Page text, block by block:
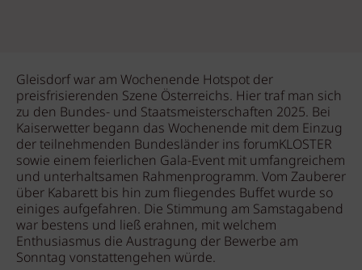
Gleisdorf war am Wochenende Hotspot der
preisfrisierenden Szene Österreichs. Hier traf man sich
zu den Bundes- und Staatsmeisterschaften 2025. Bei
Kaiserwetter begann das Wochenende mit dem Einzug
der teilnehmenden Bundesländer ins forumKLOSTER
sowie einem feierlichen Gala-Event mit umfangreichem
und unterhaltsamen Rahmenprogramm. Vom Zauberer
über Kabarett bis hin zum fliegendes Buffet wurde so
einiges aufgefahren. Die Stimmung am Samstagabend
war bestens und ließ erahnen, mit welchem
Enthusiasmus die Austragung der Bewerbe am
Sonntag vonstattengehen würde.